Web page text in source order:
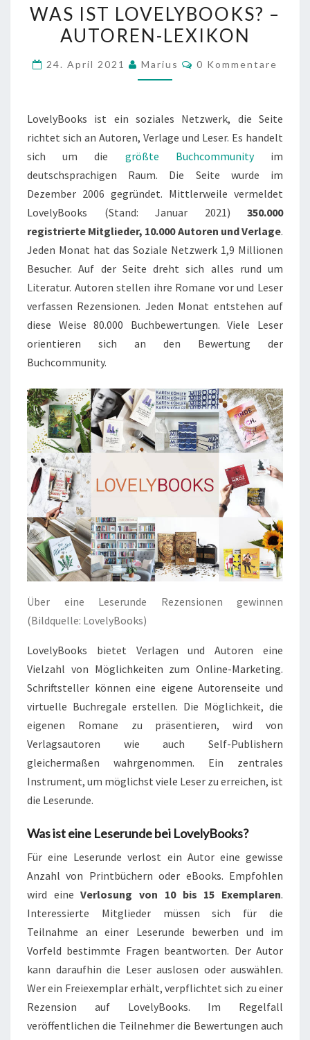
IST
LOVELYBOOKS?
AUTOREN-
WAS IST LOVELYBOOKS? –
AUTOREN-LEXIKON
24. April 2021 Marius Kommentare
0 Kommentare
LovelyBooks ist ein soziales Netzwerk, die Seite
richtet sich an Autoren, Verlage und Leser. Es handelt
sich um die größte Buchcommunityim
deutschsprachigen Raum. Die Seite wurde im
Dezember 2006 gegründet. Mittlerweile vermeldet
LovelyBooks (Stand: Januar 2021) 350.000
registrierte Mitglieder, 10.000 Autoren und Verlage.
Jeden Monat hat das Soziale Netzwerk 1,9 Millionen
Besucher. Auf der Seite dreht sich alles rund um
Literatur. Autoren stellen ihre Romane vor und Leser
verfassen Rezensionen. Jeden Monat entstehen auf
diese Weise 80.000 Buchbewertungen. Viele Leser
orientieren sich an den Bewertung der
Buchcommunity.
Über eine Leserunde Rezensionen gewinnen
(Bildquelle: LovelyBooks)
LovelyBooks bietet Verlagen und Autoren eine
Vielzahl von Möglichkeiten zum Online-Marketing.
Schriftsteller können eine eigene Autorenseite und
virtuelle Buchregale erstellen. Die Möglichkeit, die
eigenen Romane zu präsentieren, wird von
Verlagsautoren wie auch Self-Publishern
gleichermaßen wahrgenommen. Ein zentrales
Instrument, um möglichst viele Leser zu erreichen, ist
die Leserunde.
Was ist eine Leserunde bei LovelyBooks?
Für eine Leserunde verlost ein Autor eine gewisse
Anzahl von Printbüchern oder eBooks. Empfohlen
wird eineVerlosung von 10 bis 15 Exemplaren.
Interessierte Mitglieder müssen sich für die
Teilnahme an einer Leserunde bewerben und im
Vorfeld bestimmte Fragen beantworten. Der Autor
kann daraufhin die Leser auslosen oder auswählen.
Wer ein Freiexemplar erhält, verpflichtet sich zu einer
Rezension auf LovelyBooks. Im Regelfall
veröffentlichen die Teilnehmer die Bewertungen auch